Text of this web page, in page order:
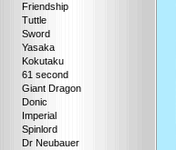
Friendship
Tuttle
Sword
Yasaka
Kokutaku
61 second
Giant Dragon
Donic
Imperial
Spinlord
Dr Neubauer